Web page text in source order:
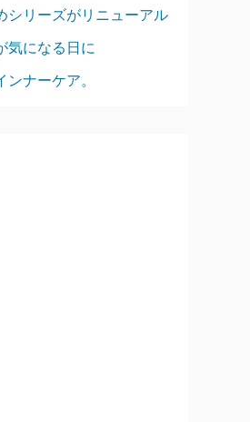
シリーズがリニューアル
気になる日に
ンナーケア。